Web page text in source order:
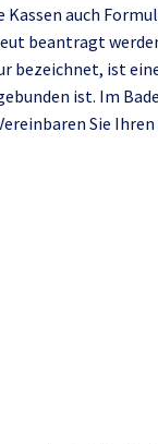
auch
beantragt
bezeichnet, ist
ist. Im
Sie